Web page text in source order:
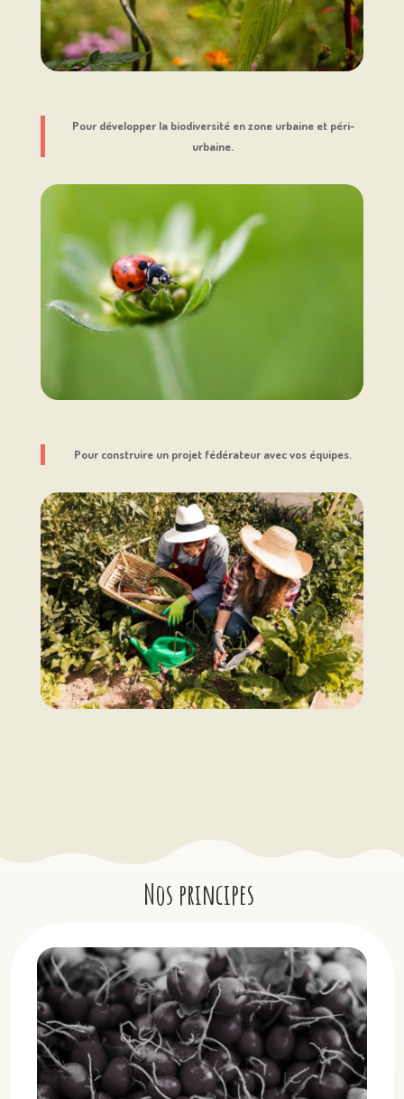
Pour développer la biodiversité en zone urbaine et péri-
urbaine.
Pour construire un projet fédérateur avec vos équipes.
Nos principes